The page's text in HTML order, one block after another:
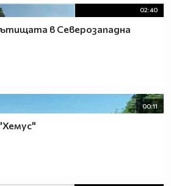
02:40
в Северозападна
00:11